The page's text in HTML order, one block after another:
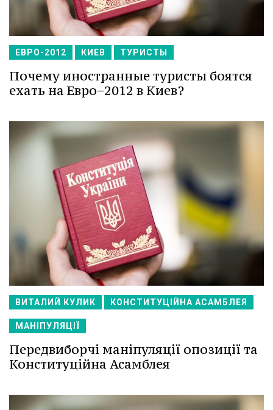
ЕВРО-2012 КИЕВ ТУРИСТЫ
Почему иностранные туристы боятся
ехать на Евро−2012 в Киев?
ВИТАЛИЙ КУЛИК КОНСТИТУЦІЙНА АСАМБЛЕЯ
МАНІПУЛЯЦІЇ
Передвиборчі маніпуляції опозиції та
Конституційна Асамблея